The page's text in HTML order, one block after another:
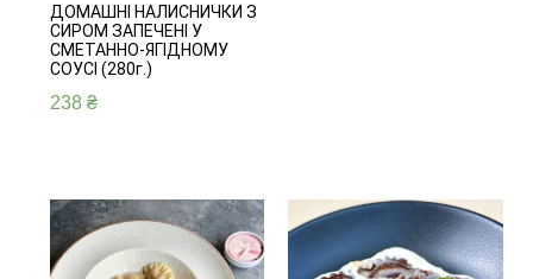
ДОМАШНІ НАЛИСНИЧКИ З
СИРОМ ЗАПЕЧЕНІ У
СМЕТАННО-ЯГІДНОМУ
СОУСІ (280г.)
238 ₴